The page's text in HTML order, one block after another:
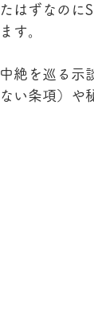
たはずなのに
ます。
中絶を巡る示
ない条項）や